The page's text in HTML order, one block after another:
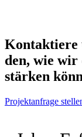
Kon­tak­tie­re
den, wie wir
stär­ken
Projektanfrage